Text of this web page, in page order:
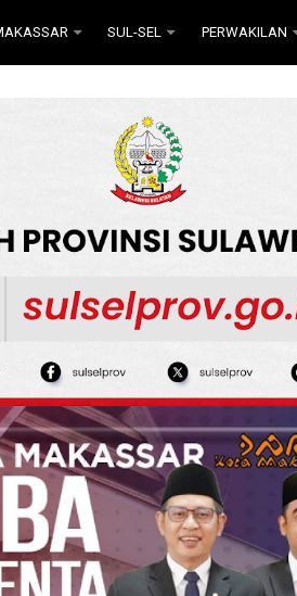
SUL-SEL PERWAKILAN